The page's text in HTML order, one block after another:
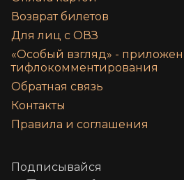
Возврат билетов
Для лиц с ОВЗ
«‎Особый взгляд» -
тифлокомментирования
Обратная связь
Контакты
Правила и соглашения
Подписывайся